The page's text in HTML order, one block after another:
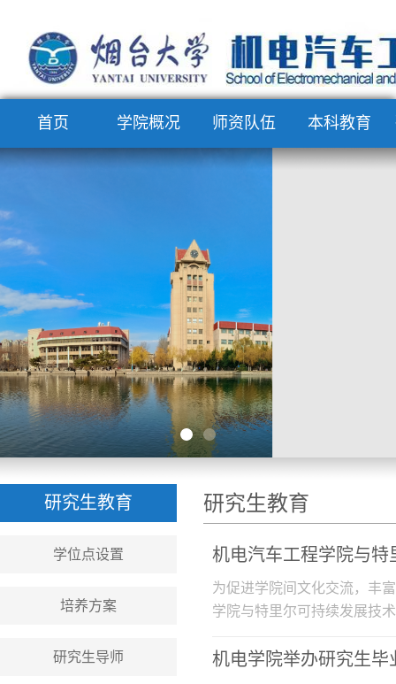
首页 学院概况 师资队伍 本科教育
研究生教育
学位点设置
培养方案
研究生导师
研究生教育
机电汽车工程学院与
为促进学院间文化交流，丰
学院与特里尔可持续发展技
机电学院举办研究生毕